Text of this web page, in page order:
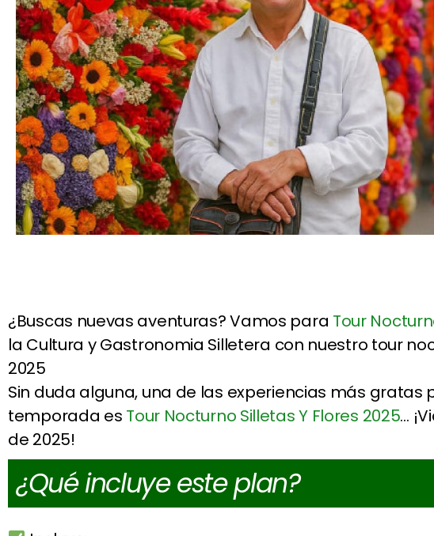
¿Buscas nuevas aventuras? Vamos para Tour
la Cultura y Gastronomia Silletera con nuestro tour
2025
Sin duda alguna, una de las experiencias más gratas
temporada es Tour Nocturno Silletas Y Flores 2025…
de 2025!
¿Qué incluye este plan?